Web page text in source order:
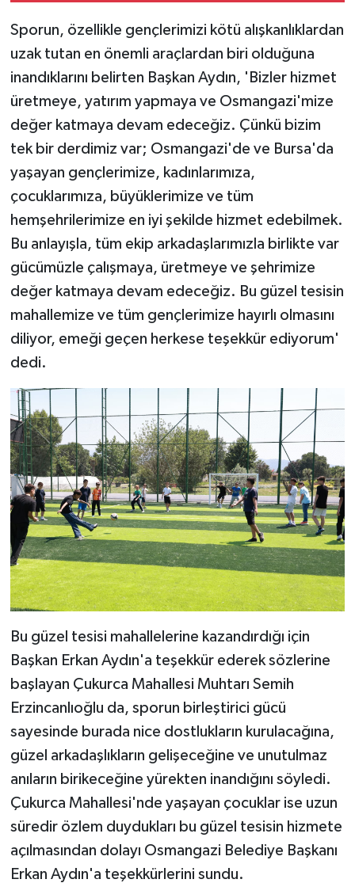
Sporun, özellikle gençlerimizi kötü alışkanlıklardan
uzak tutan en önemli araçlardan biri olduğuna
inandıklarını belirten Başkan Aydın, 'Bizler hizmet
üretmeye, yatırım yapmaya ve Osmangazi'mize
değer katmaya devam edeceğiz. Çünkü bizim
tek bir derdimiz var; Osmangazi'de ve Bursa'da
yaşayan gençlerimize, kadınlarımıza,
çocuklarımıza, büyüklerimize ve tüm
hemşehrilerimize en iyi şekilde hizmet edebilmek.
Bu anlayışla, tüm ekip arkadaşlarımızla birlikte var
gücümüzle çalışmaya, üretmeye ve şehrimize
değer katmaya devam edeceğiz. Bu güzel tesisin
mahallemize ve tüm gençlerimize hayırlı olmasını
diliyor, emeği geçen herkese teşekkür ediyorum'
dedi.
Bu güzel tesisi mahallelerine kazandırdığı için
Başkan Erkan Aydın'a teşekkür ederek sözlerine
başlayan Çukurca Mahallesi Muhtarı Semih
Erzincanlıoğlu da, sporun birleştirici gücü
sayesinde burada nice dostlukların kurulacağına,
güzel arkadaşlıkların gelişeceğine ve unutulmaz
anıların birikeceğine yürekten inandığını söyledi.
Çukurca Mahallesi'nde yaşayan çocuklar ise uzun
süredir özlem duydukları bu güzel tesisin hizmete
açılmasından dolayı Osmangazi Belediye Başkanı
Erkan Aydın'a teşekkürlerini sundu.